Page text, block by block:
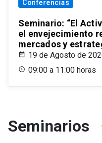
Conferencias
Seminario: “El
el envejecimiento
mercados y
19 de Agosto de
09:00 a 11:00 horas
Seminarios